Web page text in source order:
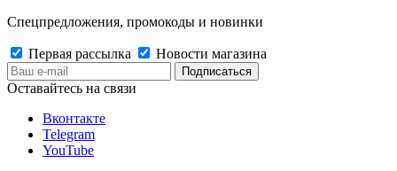
Спецпредложения, промокоды и новинки
Первая рассылка Новости магазина
Оставайтесь на связи
Вконтакте
Telegram
YouTube